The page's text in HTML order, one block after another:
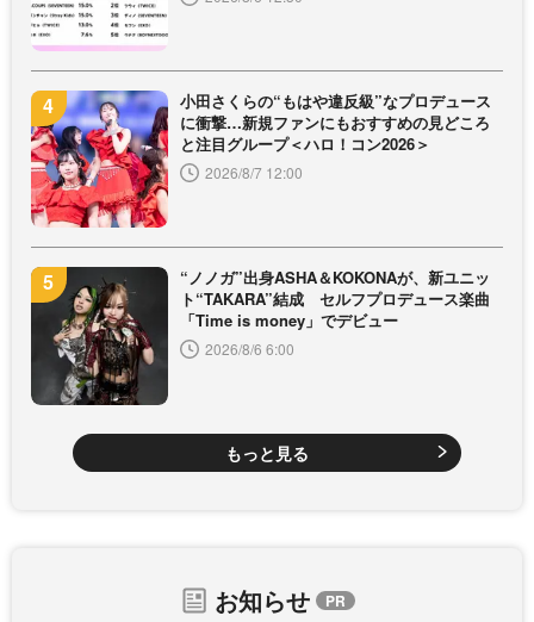
小田さくらの“もはや違反級”なプロデュース
に衝撃…新規ファンにもおすすめの見どころ
と注目グループ＜ハロ！コン2026＞
2026/8/7 12:00
“ノノガ”出身ASHA＆KOKONAが、新ユニッ
ト“TAKARA”結成 セルフプロデュース楽曲
「Time is money」でデビュー
2026/8/6 6:00
もっと見る
お知らせ